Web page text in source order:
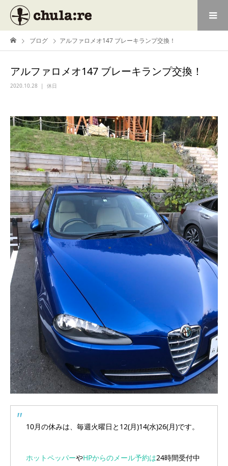
ブログ アルファロメオ147 ブレーキランプ交換！
アルファロメオ147 ブレーキランプ交換！
2020.10.28 休日
10月の休みは、毎週火曜日と12(月)14(水)26(月)です。
ホットペッパーやHPからのメール予約は24時間受付中